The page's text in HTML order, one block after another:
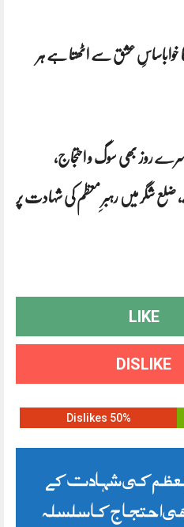
خواباساسِ عشق سے اٹھتا ہے ہر
روز بھی سوگ و احتجاج،
شگر میں رہبرِ معظم کی شہادت پر
LIKE
DISLIKE
50% Dislikes
معظم کی شہادت کے
احتجاج کا سلسلہ